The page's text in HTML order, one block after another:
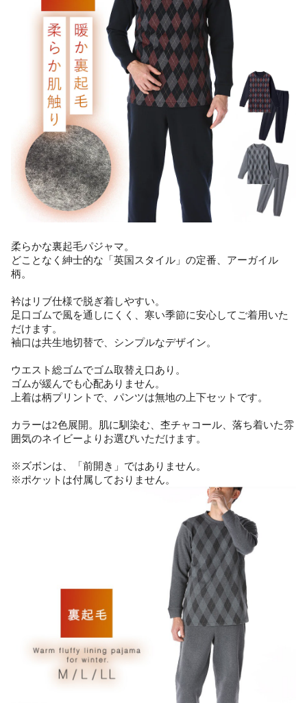
柔らかな裏起毛パジャマ。
どことなく紳士的な「英国スタイル」の定番、アーガイル
柄。
衿はリブ仕様で脱ぎ着しやすい。
足口ゴムで風を通しにくく、寒い季節に安心してご着用いた
だけます。
袖口は共生地切替で、シンプルなデザイン。
ウエスト総ゴムでゴム取替え口あり。
ゴムが緩んでも心配ありません。
上着は柄プリントで、パンツは無地の上下セットです。
カラーは2色展開。肌に馴染む、杢チャコール、落ち着いた雰
囲気のネイビーよりお選びいただけます。
※ズボンは、「前開き」ではありません。
※ポケットは付属しておりません。